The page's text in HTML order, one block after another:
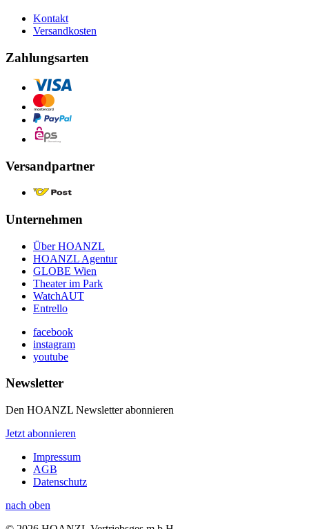
Kontakt
Versandkosten
Zahlungsarten
Versandpartner
Unternehmen
Über HOANZL
HOANZL Agentur
GLOBE Wien
Theater im Park
WatchAUT
Entrello
facebook
instagram
youtube
Newsletter
Den HOANZL Newsletter abonnieren
Jetzt abonnieren
Impressum
AGB
Datenschutz
nach oben